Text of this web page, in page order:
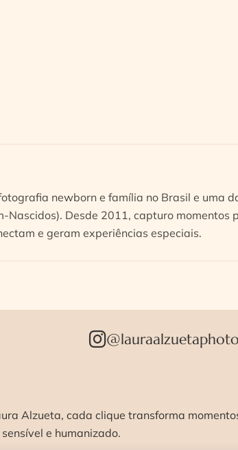
newborn e família no Brasil e uma
Nascidos). Desde 2011, capturo momentos
e geram experiências especiais.
Alzueta, cada clique transforma
e humanizado.